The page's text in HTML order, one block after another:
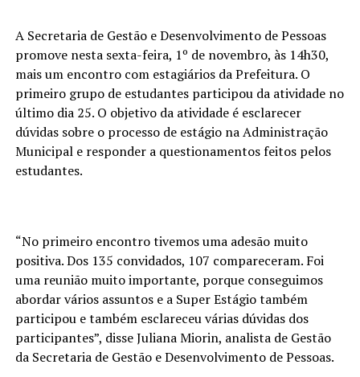
A Secretaria de Gestão e Desenvolvimento de Pessoas
promove nesta sexta-feira, 1º de novembro, às 14h30,
mais um encontro com estagiários da Prefeitura. O
primeiro grupo de estudantes participou da atividade no
último dia 25. O objetivo da atividade é esclarecer
dúvidas sobre o processo de estágio na Administração
Municipal e responder a questionamentos feitos pelos
estudantes.
“No primeiro encontro tivemos uma adesão muito
positiva. Dos 135 convidados, 107 compareceram. Foi
uma reunião muito importante, porque conseguimos
abordar vários assuntos e a Super Estágio também
participou e também esclareceu várias dúvidas dos
participantes”, disse Juliana Miorin, analista de Gestão
da Secretaria de Gestão e Desenvolvimento de Pessoas.